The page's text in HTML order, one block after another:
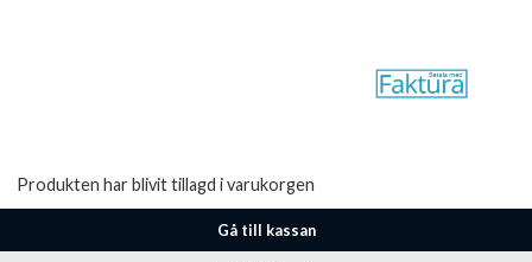
Produkten har blivit tillagd i varukorgen
Gå till kassan